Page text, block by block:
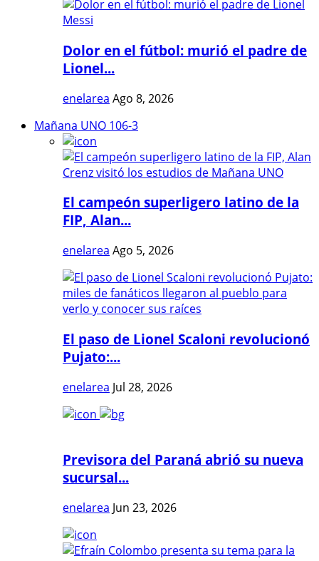
Dolor en el fútbol: murió el padre de
Lionel...
enelarea Ago 8, 2026
Mañana UNO 106-3
El campeón superligero latino de la
FIP, Alan...
enelarea Ago 5, 2026
El paso de Lionel Scaloni revolucionó
Pujato:...
enelarea Jul 28, 2026
Previsora del Paraná abrió su nueva
sucursal...
enelarea Jun 23, 2026